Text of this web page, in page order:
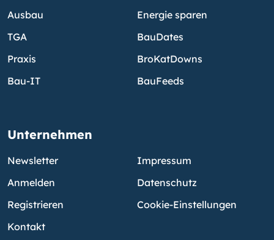
Ausbau
TGA
Praxis
Bau-IT
Energie sparen
BauDates
BroKatDowns
BauFeeds
Unternehmen
Newsletter
Anmelden
Registrieren
Kontakt
Impressum
Datenschutz
Cookie-Einstellungen